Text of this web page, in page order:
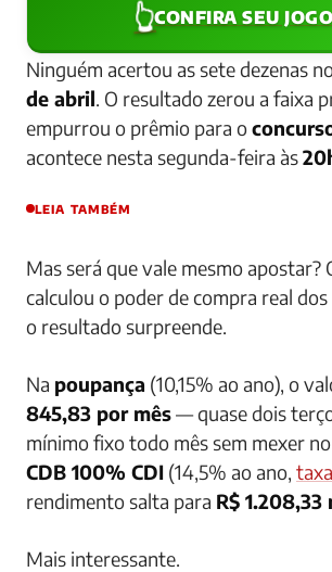
👆CONFIRA SEU JOGO
Ninguém acertou as sete dezenas
de abril. O resultado zerou a faixa
empurrou o prêmio para o
acontece nesta segunda-feira às
LEIA TAMBÉM
Mas será que vale mesmo apostar?
calculou o poder de compra real
o resultado surpreende.
Na poupança (10,15% ao ano), o
845,83 por mês— quase dois
mínimo fixo todo mês sem mexer
CDB 100% CDI (14,5% ao ano,
rendimento salta para R$ 1.208,33
Mais interessante.